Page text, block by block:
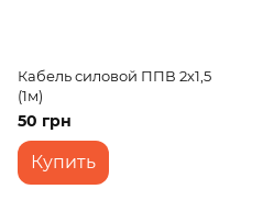
Кабель силовой ППВ 2х1,5
(1м)
50 грн
Купить